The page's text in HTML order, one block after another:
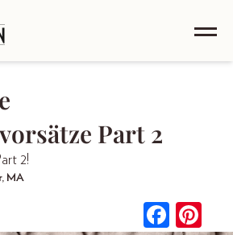
Part 2
2!
MA